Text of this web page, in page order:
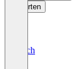
Bewerten
Deutsch